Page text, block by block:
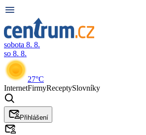
sobota 8. 8.
so 8. 8.
27°C
InternetFirmyReceptySlovníky
Přihlášení